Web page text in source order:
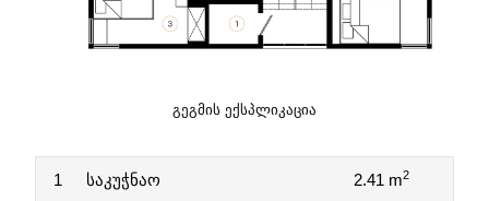
ᲒᲔᲒᲛᲘᲡ ᲔᲥᲡᲞᲚᲘᲙᲐᲪᲘᲐ
1 საკუჭნაო 2.41 m2